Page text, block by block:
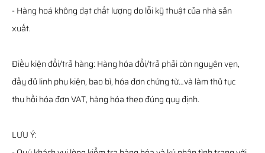
- Hàng hoá không đạt chất lượng do lỗi kỹ thuật của nhà sản
xuất.
Điều kiện đổi/trả hàng: Hàng hóa đổi/trả phải còn nguyên vẹn,
đầy đủ linh phụ kiện, bao bì, hóa đơn chứng từ…và làm thủ tục
thu hồi hóa đơn VAT, hàng hóa theo đúng quy định.
LƯU Ý: